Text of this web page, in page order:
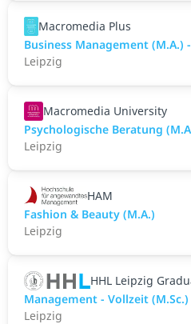
Macromedia Plus
Business Management (M.A.)
Leipzig
Macromedia University
Psychologische Beratung
Leipzig
HAM
Fashion & Beauty (M.A.)
Leipzig
HHL Leipzig
Management - Vollzeit (M.Sc.)
Leipzig